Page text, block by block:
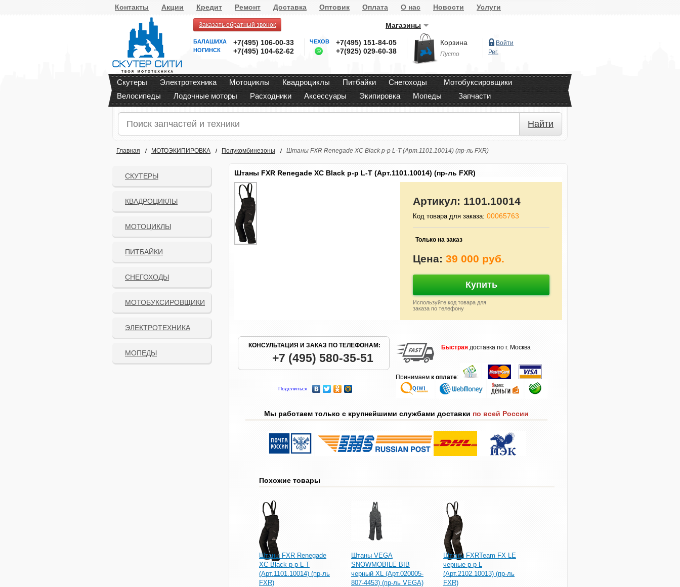
Контакты Акции Кредит Ремонт Доставка Оптовик Оплата О нас Новости Услуги
Заказать обратный звонок Магазины
БАЛАШИХА +7(495) 106-00-33
НОГИНСК +7(495) 104-62-62
ЧЕХОВ
+7(495) 151-84-05
+7(925) 029-60-38
Корзина
Пусто
Войти
Рег.
Скутеры Электротехника Мотоциклы Квадроциклы Питбайки Снегоходы
Мотобуксировщики
Велосипеды
Лодочные моторы Расходники Аксессуары Экипировка Мопеды Запчасти
Найти
Главная МОТОЭКИПИРОВКА Полукомбинезоны Штаны FXR Renegade XC Black р-р L-T (Арт.1101.10014) (пр-ль FXR)
СКУТЕРЫ
КВАДРОЦИКЛЫ
МОТОЦИКЛЫ
ПИТБАЙКИ
СНЕГОХОДЫ
МОТОБУКСИРОВЩИКИ
ЭЛЕКТРОТЕХНИКА
МОПЕДЫ
Штаны FXR Renegade XC Black р-р L-T (Арт.1101.10014) (пр-ль FXR)
Артикул: 1101.10014
Код товара для заказа: 00065763
Только на заказ
Цена: 39 000 руб.
Купить
Используйте код товара для
заказа по телефону
КОНСУЛЬТАЦИЯ И ЗАКАЗ ПО ТЕЛЕФОНАМ:
+7 (495) 580-35-51
Поделиться
Быстрая доставка по г. Москва
Принимаем к оплате:
Мы работаем только с крупнейшими службами доставки по всей России
Похожие товары
Штаны FXR Renegade
XC Black р-р L-T
(Арт.1101.10014) (пр-ль
FXR)
Штаны VEGA
SNOWMOBILE BIB
черный XL (Арт.020005-
807-4453) (пр-ль VEGA)
Штаны FXRTeam FX LE
черные р-р L
(Арт.2102.10013) (пр-ль
FXR)